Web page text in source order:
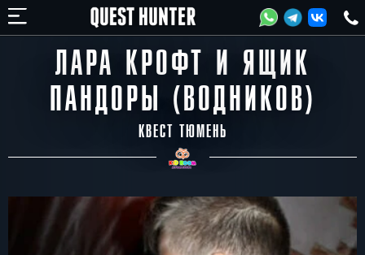
ЛАРА КРОФТ И ЯЩИК
ПАНДОРЫ (ВОДНИКОВ)
КВЕСТ ТЮМЕНЬ